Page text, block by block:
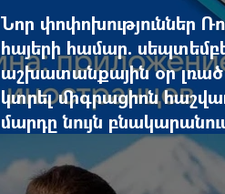
Նոր փոփոխություններ
հայերի համար.
աշխատանքային օր
կտրել միգրացիոն
մարդը նույն
փաստաթղթերը կարգին